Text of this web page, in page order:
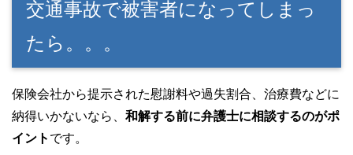
交通事故で被害者になってしまっ
たら。。。
保険会社から提示された慰謝料や過失割合、治療費などに
納得いかないなら、 和解する前に弁護士に相談するのがポ
イント です。